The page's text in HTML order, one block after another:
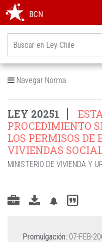
BCN
Navegar Norma
LEY 20251
PROCEDIMIENTO
LOS PERMISOS DE
VIVIENDAS
MINISTERIO DE VIVIENDA Y
Promulgación: 07-FEB-